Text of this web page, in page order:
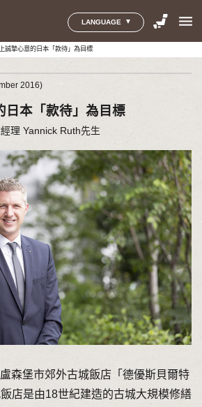
LANGUAGE menu
誠摯心意的日本「款待」為目標
2016)
日本「款待」為目標
理 Yannick Ruth先生
森堡市郊外古城飯店「德優斯貝爾特
店是由18世紀建造的古城大規模修繕